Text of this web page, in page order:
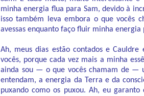
minha energia flua para Sam, devido à
isso também leva embora o que vocês
avessas enquanto faço fluir minha energia
Ah, meus dias estão contados e
vocês, porque cada vez mais a minha
ainda sou — o que vocês chamam de —
entendam, a energia da Terra e da
puxando como os puxou. Ah, eu